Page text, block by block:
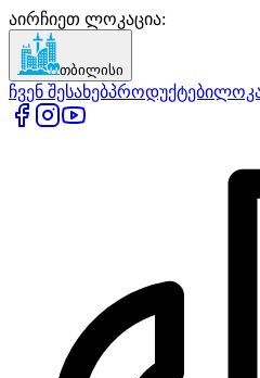
აირჩიეთ ლოკაცია:
თბილისი
ჩვენ შესახებპროდუქტები